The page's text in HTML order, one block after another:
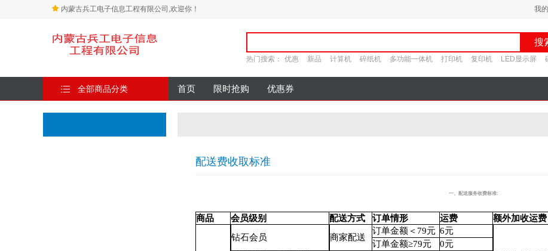
内蒙古兵工电子信息工程有限公司,欢迎你！ 我
热门搜索： 优惠 新品 计算机 碎纸机 多功能一体机 打印机 复印机 LED显示屏
全部商品分类 首页 限时抢购 优惠券
配送费收取标准
一、配送服务收费标准:
商品 会员级别 配送方式 订单情形 运费 额外加收运费
钻石会员 商家配送
订单金额＜79元 6元
订单金额≥79元
0元